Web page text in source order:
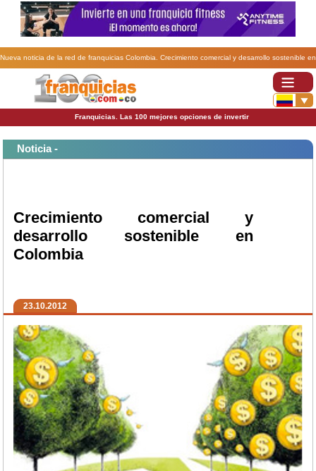
Nueva noticia de la red de franquicias Colombia. Crecimiento comercial y desarrollo sostenible en
Franquicias. Las 100 mejores opciones de invertir
Noticia -
Crecimiento comercial y
desarrollo sostenible en
Colombia
23.10.2012